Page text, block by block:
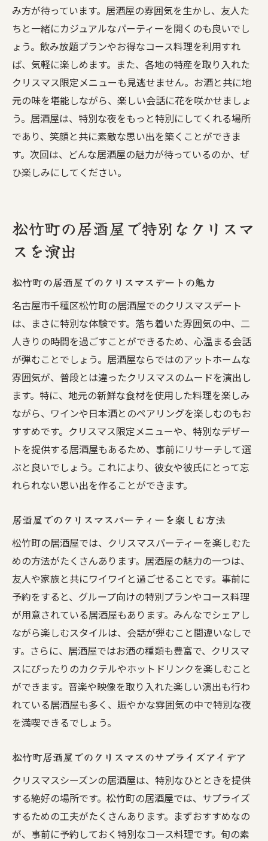
み方が待っています。居酒屋の雰囲気を生かし、友人た
ちと一緒にカジュアルなパーティーを開くのも良いでし
ょう。飲み放題プランやお得なコース料理を利用すれ
ば、気軽に楽しめます。また、各地の特産を取り入れた
クリスマス限定メニューも見逃せません。お酒と共に地
元の味を堪能しながら、楽しい会話に花を咲かせましょ
う。居酒屋は、特別な夜をもっと特別にしてくれる場所
であり、笑顔と共に素敵な思い出を築くことができま
す。次回は、どんな居酒屋の魅力が待っているのか、ぜ
ひ楽しみにしてください。
松竹町の居酒屋で特別なクリスマ
スを演出
松竹町の居酒屋でのクリスマスデートの魅力
名古屋市千種区松竹町の居酒屋でのクリスマスデート
は、まさに特別な体験です。落ち着いた雰囲気の中、二
人きりの時間を過ごすことができるため、心温まる会話
が弾むことでしょう。居酒屋ならではのアットホームな
雰囲気が、普段とは違ったクリスマスのムードを演出し
ます。特に、地元の新鮮な食材を使用した料理を楽しみ
ながら、ワインや日本酒とのペアリングを楽しむのもお
すすめです。クリスマス限定メニューや、特別なデザー
トを提供する居酒屋もあるため、事前にリサーチして選
ぶと良いでしょう。これにより、彼女や彼氏にとって忘
れられない思い出を作ることができます。
居酒屋でのクリスマスパーティーを楽しむ方法
松竹町の居酒屋では、クリスマスパーティーを楽しむた
めの方法がたくさんあります。居酒屋の魅力の一つは、
友人や家族と共にワイワイと過ごせることです。事前に
予約をすると、グループ向けの特別プランやコース料理
が用意されている居酒屋もあります。みんなでシェアし
ながら楽しむスタイルは、会話が弾むこと間違いなしで
す。さらに、居酒屋ではお酒の種類も豊富で、クリスマ
スにぴったりのカクテルやホットドリンクを楽しむこと
ができます。音楽や映像を取り入れた楽しい演出も行わ
れている居酒屋も多く、賑やかな雰囲気の中で特別な夜
を満喫できるでしょう。
松竹町居酒屋でのクリスマスのサプライズアイデア
クリスマスシーズンの居酒屋は、特別なひとときを提供
する絶好の場所です。松竹町の居酒屋では、サプライズ
するための工夫がたくさんあります。まずおすすめなの
が、事前に予約しておく特別なコース料理です。旬の素